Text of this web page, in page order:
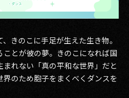
きのこに手足が生えた生き物。
とが彼の夢。きのこになれば国
れない「真の平和な世界」だと
のため胞子をまくべくダンスを